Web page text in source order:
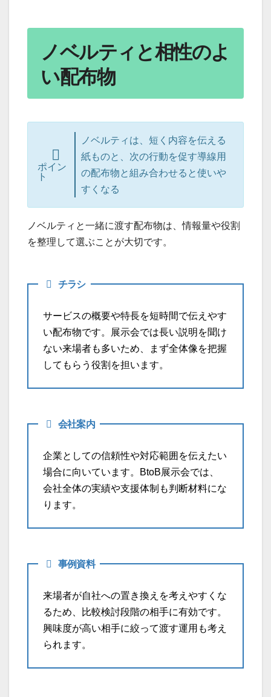
ノベルティと相性のよ
い配布物
ポイン
ト
ノベルティは、短く内容を伝える
紙ものと、次の行動を促す導線用
の配布物と組み合わせると使いや
すくなる
ノベルティと一緒に渡す配布物は、情報量や役割
を整理して選ぶことが大切です。
チラシ
サービスの概要や特長を短時間で伝えやす
い配布物です。展示会では長い説明を聞け
ない来場者も多いため、まず全体像を把握
してもらう役割を担います。
会社案内
企業としての信頼性や対応範囲を伝えたい
場合に向いています。BtoB展示会では、
会社全体の実績や支援体制も判断材料にな
ります。
事例資料
来場者が自社への置き換えを考えやすくな
るため、比較検討段階の相手に有効です。
興味度が高い相手に絞って渡す運用も考え
られます。